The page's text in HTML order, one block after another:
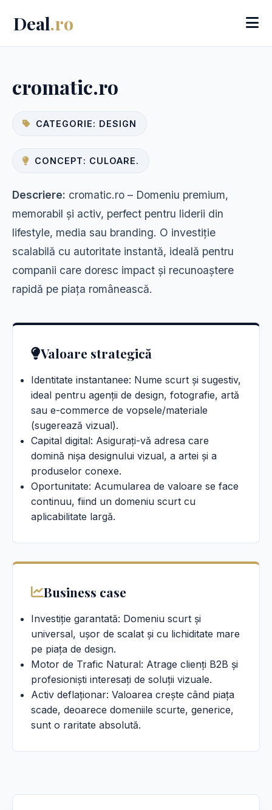
Deal.ro
cromatic.ro
CATEGORIE: DESIGN
CONCEPT: CULOARE.
Descriere: cromatic.ro – Domeniu premium,
memorabil și activ, perfect pentru liderii din
lifestyle, media sau branding. O investiție
scalabilă cu autoritate instantă, ideală pentru
companii care doresc impact și recunoaștere
rapidă pe piața românească.
Valoare strategică
Identitate instantanee: Nume scurt și sugestiv,
ideal pentru agenții de design, fotografie, artă
sau e-commerce de vopsele/materiale
(sugerează vizual).
Capital digital: Asigurați-vă adresa care
domină nișa designului vizual, a artei și a
produselor conexe.
Oportunitate: Acumularea de valoare se face
continuu, fiind un domeniu scurt cu
aplicabilitate largă.
Business case
Investiție garantată: Domeniu scurt și
universal, ușor de scalat și cu lichiditate mare
pe piața de design.
Motor de Trafic Natural: Atrage clienți B2B și
profesioniști interesați de soluții vizuale.
Activ deflaționar: Valoarea crește când piața
scade, deoarece domeniile scurte, generice,
sunt o raritate absolută.